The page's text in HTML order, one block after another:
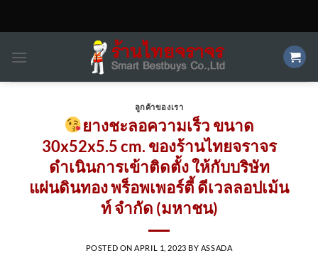
ลูกค้าของเรา
ยางชะลอความเร็ว ขนาด
30x52x5.5 cm. ของร้านไทยจราจร
ดำเนินการเข้าติดตั้ง​ ให้กับบริษัท
แผ่นดินทอง พร็อพเพอร์ตี้ ดีเวลลอปเม้น
ท์ จำกัด (มหาชน)
POSTED ON APRIL 1, 2023 BY ASSADA